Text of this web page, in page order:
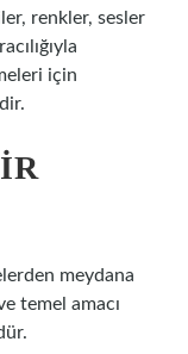
renkler, sesler
için
meydana
temel amacı